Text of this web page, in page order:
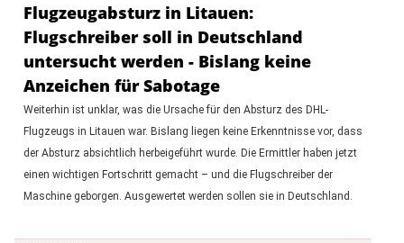
Flugzeugabsturz in Litauen:
Flugschreiber soll in Deutschland
untersucht werden - Bislang keine
Anzeichen für Sabotage
Weiterhin ist unklar, was die Ursache für den Absturz des DHL-
Flugzeugs in Litauen war. Bislang liegen keine Erkenntnisse vor, dass
der Absturz absichtlich herbeigeführt wurde. Die Ermittler haben jetzt
einen wichtigen Fortschritt gemacht – und die Flugschreiber der
Maschine geborgen. Ausgewertet werden sollen sie in Deutschland.